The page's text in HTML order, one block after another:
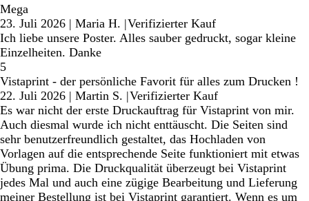
Mega
23. Juli 2026 | Maria H. |Verifizierter Kauf
Ich liebe unsere Poster. Alles sauber gedruckt, sogar kleine
Einzelheiten. Danke
5
Vistaprint - der persönliche Favorit für alles zum Drucken !
22. Juli 2026 | Martin S. |Verifizierter Kauf
Es war nicht der erste Druckauftrag für Vistaprint von mir.
Auch diesmal wurde ich nicht enttäuscht. Die Seiten sind
sehr benutzerfreundlich gestaltet, das Hochladen von
Vorlagen auf die entsprechende Seite funktioniert mit etwas
Übung prima. Die Druckqualität überzeugt bei Vistaprint
jedes Mal und auch eine zügige Bearbeitung und Lieferung
meiner Bestellung ist bei Vistaprint garantiert. Wenn es um